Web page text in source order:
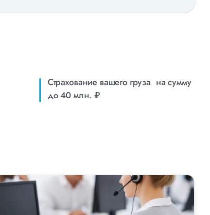
Страхование вашего груза на сумму
до 40 млн. ₽